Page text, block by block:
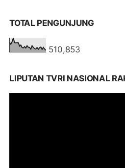
TOTAL PENGUNJUNG
510,853
LIPUTAN TVRI NASIONAL